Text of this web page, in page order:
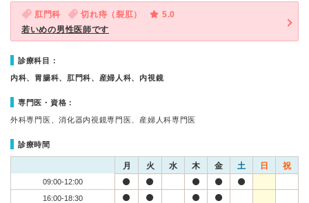
肛門科 切れ痔（裂肛）
5.0
若いめの男性医師です
診療科目：
内科、胃腸科、肛門科、産婦人科、内視鏡
専門医・資格：
外科専門医、消化器内視鏡専門医、産婦人科専門医
診療時間
月 火 水 木 金 土 日 祝
09:00-12:00
16:00-18:30